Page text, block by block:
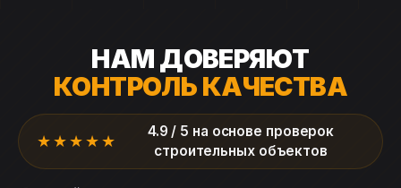
НАМ ДОВЕРЯЮТ
КОНТРОЛЬ КАЧЕСТВА
★★★★★
4.9 / 5 на основе проверок
строительных объектов